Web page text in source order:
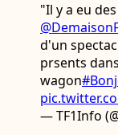
"Il y a eu
d'un
prsents
wagon
— TF1Info